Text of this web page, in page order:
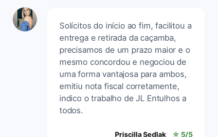
Solícitos do início ao fim, facilitou a
entrega e retirada da caçamba,
precisamos de um prazo maior e o
mesmo concordou e negociou de
uma forma vantajosa para ambos,
emitiu nota fiscal corretamente,
indico o trabalho de JL Entulhos a
todos.
Priscilla Sedlak ☆ 5/5